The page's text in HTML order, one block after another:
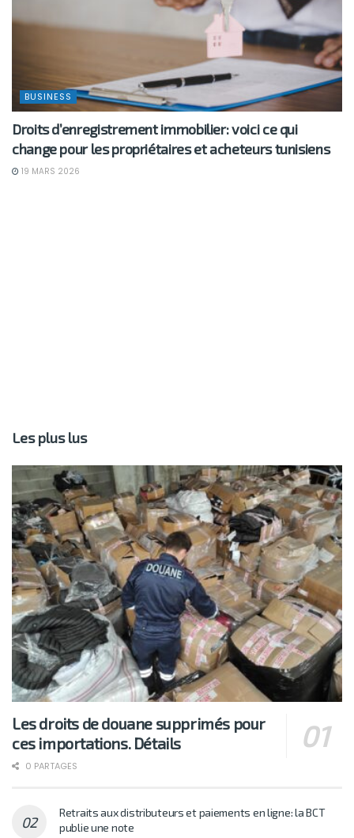
BUSINESS
Droits d’enregistrement immobilier: voici ce qui
change pour les propriétaires et acheteurs tunisiens
19 MARS 2026
Les plus lus
Les droits de douane supprimés pour
ces importations. Détails
0 PARTAGES
Retraits aux distributeurs et paiements en ligne: la BCT
publie une note